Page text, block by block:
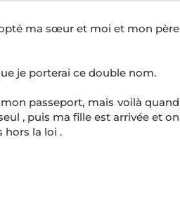
ma sœur et moi et mon père
je porterai ce double nom.
passeport, mais voilà quand
, puis ma fille est arrivée et on
hors la loi .